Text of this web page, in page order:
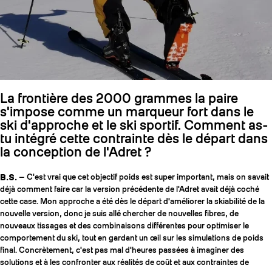
La frontière des 2000 grammes la paire
s'impose comme un marqueur fort dans le
ski d'approche et le ski sportif. Comment as-
tu intégré cette contrainte dès le départ dans
la conception de l'Adret ?
B.S. — C'est vrai que cet objectif poids est super important, mais on savait
déjà comment faire car la version précédente de l'Adret avait déjà coché
cette case. Mon approche a été dès le départ d'améliorer la skiabilité de la
nouvelle version, donc je suis allé chercher de nouvelles fibres, de
nouveaux tissages et des combinaisons différentes pour optimiser le
comportement du ski, tout en gardant un œil sur les simulations de poids
final. Concrètement, c'est pas mal d'heures passées à imaginer des
solutions et à les confronter aux réalités de coût et aux contraintes de